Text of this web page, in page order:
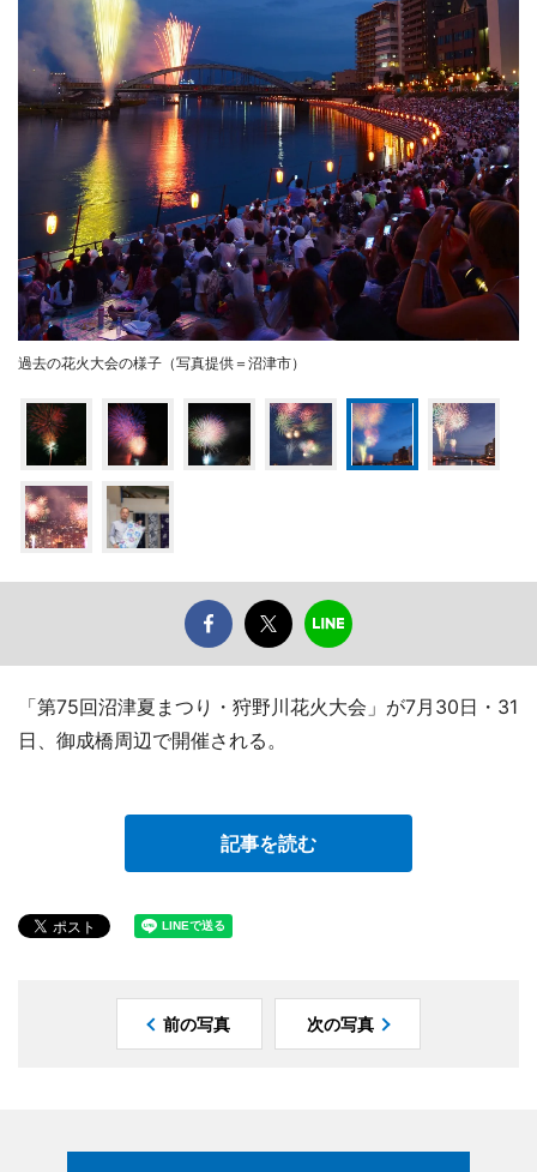
過去の花火大会の様子（写真提供＝沼津市）
「第75回沼津夏まつり・狩野川花火大会」が7月30日・31
日、御成橋周辺で開催される。
記事を読む
前の写真 次の写真